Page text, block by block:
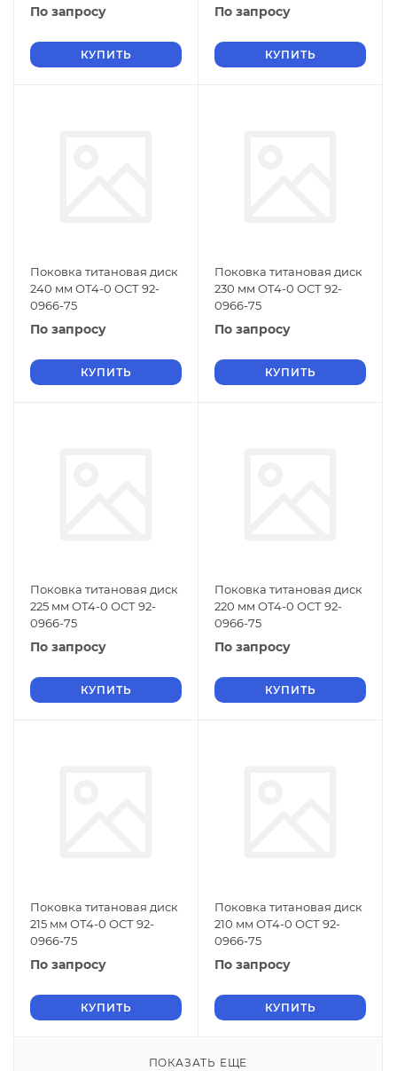
По запросу
КУПИТЬ
По запросу
КУПИТЬ
Поковка титановая диск
240 мм ОТ4-0 ОСТ 92-
0966-75
По запросу
КУПИТЬ
Поковка титановая диск
230 мм ОТ4-0 ОСТ 92-
0966-75
По запросу
КУПИТЬ
Поковка титановая диск
225 мм ОТ4-0 ОСТ 92-
0966-75
По запросу
КУПИТЬ
Поковка титановая диск
220 мм ОТ4-0 ОСТ 92-
0966-75
По запросу
КУПИТЬ
Поковка титановая диск
215 мм ОТ4-0 ОСТ 92-
0966-75
По запросу
КУПИТЬ
Поковка титановая диск
210 мм ОТ4-0 ОСТ 92-
0966-75
По запросу
КУПИТЬ
ПОКАЗАТЬ ЕЩЕ